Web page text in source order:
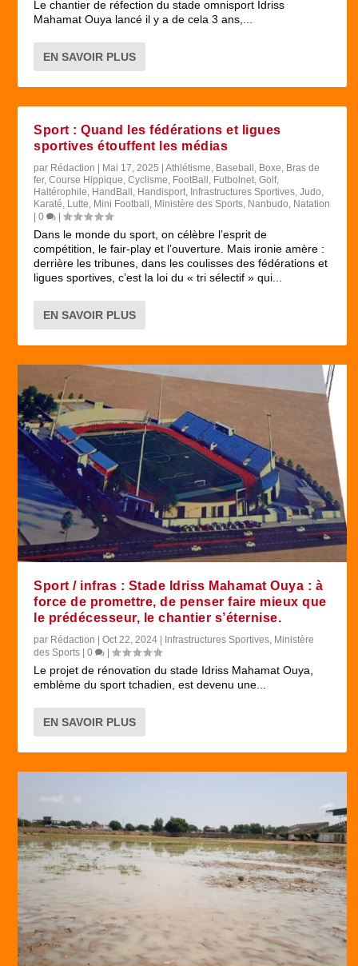
Le chantier de réfection du stade omnisport Idriss
Mahamat Ouya lancé il y a de cela 3 ans,...
EN SAVOIR PLUS
Sport : Quand les fédérations et ligues
sportives étouffent les médias
par Rédaction Mai 17, 2025 |Athlétisme, Baseball , Boxe, Bras de
fer,Course Hippique,Cyclisme, FootBall , Futbolnet,Golf,
Haltérophile, HandBall , Handisport, Infrastructures Sportives,Judo,
Karaté, Lutte, Mini Football , Ministère des Sports, Nanbudo, Natation
|0 |
Dans le monde du sport, on célèbre l’esprit de
compétition, le fair-play et l’ouverture. Mais ironie amère :
derrière les tribunes, dans les coulisses des fédérations et
ligues sportives, c’est la loi du « tri sélectif » qui...
EN SAVOIR PLUS
Sport / infras : Stade Idriss Mahamat Ouya : à
force de promettre, de penser faire mieux que
le prédécesseur, le chantier s’éternise.
par Rédaction |Oct 22, 2024 | Infrastructures Sportives Ministère
des Sports |0 |
Le projet de rénovation du stade Idriss Mahamat Ouya,
emblème du sport tchadien, est devenu une...
EN SAVOIR PLUS